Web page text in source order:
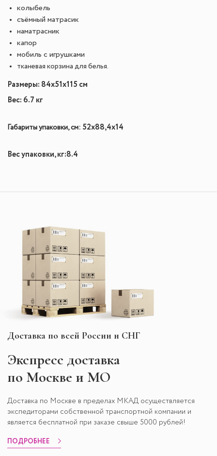
колыбель
съёмный матрасик
наматрасник
капор
мобиль с игрушками
тканевая корзина для белья.
Размеры: 84х51х115 см
Вес: 6.7 кг
Габариты упаковки, см: 52х88,4х14
Вес упаковки, кг:8.4
Доставка по всей России и СНГ
Экспресс доставка
по Москве и МО
Доставка по Москве в пределах МКАД осуществляется
экспедиторами собственной транспортной компании и
является бесплатной при заказе свыше 5000 рублей!
ПОДРОБНЕЕ